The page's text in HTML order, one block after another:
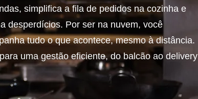
simplifica a fila de pedidos na cozinha e
desperdícios. Por ser na nuvem, você
tudo o que acontece, mesmo à distância.
uma gestão eficiente, do balcão ao delivery